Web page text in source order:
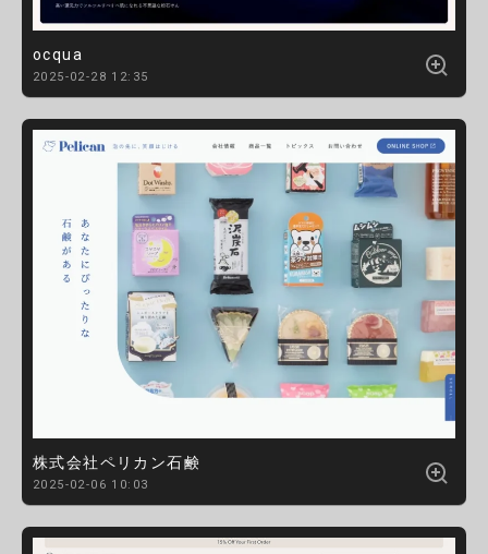
ocqua
2025-02-28 12:35
株式会社ペリカン石鹸
2025-02-06 10:03